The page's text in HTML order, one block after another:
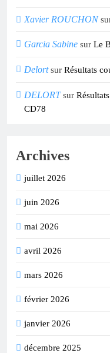
Xavier ROUCHON
Garcia Sabine sur Le
Delortsur Résultats
DELORTsur
CD78
Archives
juillet 2026
juin 2026
mai 2026
avril 2026
mars 2026
février 2026
janvier 2026
décembre 2025